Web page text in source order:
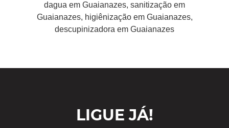
dagua em Guaianazes, sanitização em
Guaianazes, higiênização em Guaianazes,
descupinizadora em Guaianazes
LIGUE JÁ!